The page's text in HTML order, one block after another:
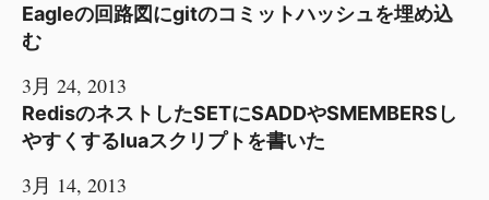
Eagleの回路図にgitのコミットハッシュを埋め込
む
3月 24, 2013
RedisのネストしたSETにSADDやSMEMBERSし
やすくするluaスクリプトを書いた
3月 14, 2013